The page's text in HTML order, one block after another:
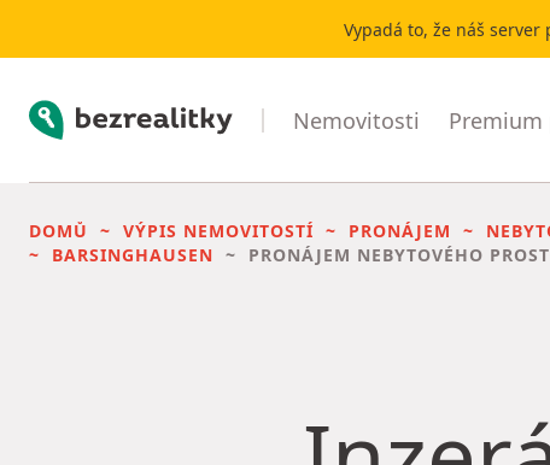
Vypadá to, že náš
Bezrealitky Nemovitosti Premium
DOMŮ VÝPIS NEMOVITOSTÍ PRONÁJEM
BARSINGHAUSEN
PRONÁJEM NEBYTOVÉHO